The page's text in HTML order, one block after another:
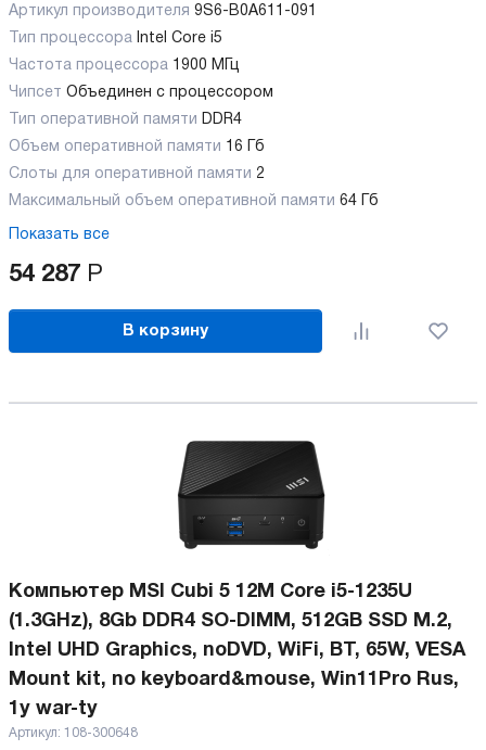
Артикул производителя 9S6-B0A611-091
Тип процессора Intel Core i5
Частота процессора 1900 МГц
Чипсет Объединен с процессором
Тип оперативной памяти DDR4
Объем оперативной памяти 16 Гб
Слоты для оперативной памяти 2
Максимальный объем оперативной памяти 64 Гб
Показать все
54 287 Р
В корзину
Компьютер MSI Cubi 5 12M Core i5-1235U
(1.3GHz), 8Gb DDR4 SO-DIMM, 512GB SSD M.2,
Intel UHD Graphics, noDVD, WiFi, BT, 65W, VESA
Mount kit, no keyboard&mouse, Win11Pro Rus,
1y war-ty
Артикул: 108-300648